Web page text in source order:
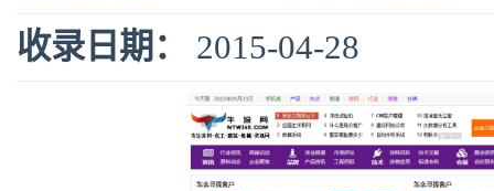
收录日期：
2015-04-28